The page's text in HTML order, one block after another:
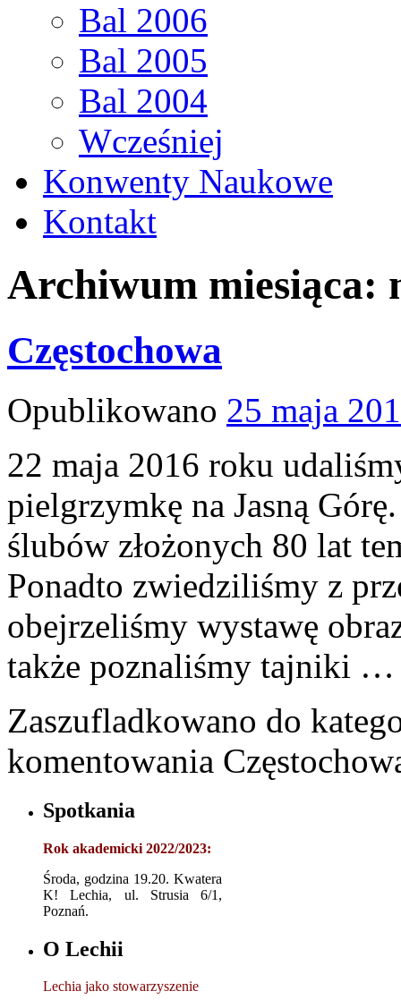
Bal 2006
Bal 2005
Bal 2004
Wcześniej
Konwenty Naukowe
Kontakt
Archiwum miesiąca:
Częstochowa
Opublikowano 25 maja
22 maja 2016 roku
pielgrzymkę na Jasną
ślubów złożonych 80 lat
Ponadto zwiedziliśmy z
obejrzeliśmy wystawę
także poznaliśmy tajniki
Zaszufladkowano do
komentowania
Spotkania
Rok akademicki 2022/2023:
Środa, godzina 19.20. Kwatera
K! Lechia, ul. Strusia 6/1,
Poznań.
O Lechii
Lechia jako stowarzyszenie